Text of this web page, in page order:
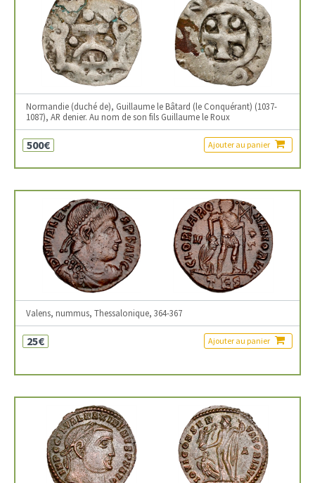
Normandie (duché de), Guillaume le Bâtard (le Conquérant) (1037-
1087), AR denier. Au nom de son fils Guillaume le Roux
500€ Ajouter au panier
Valens, nummus, Thessalonique, 364-367
25€ Ajouter au panier